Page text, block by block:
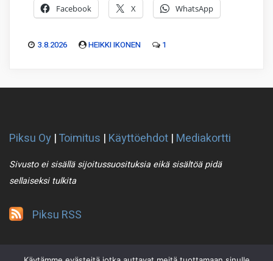
Facebook X WhatsApp
3.8.2026 HEIKKI IKONEN 1
Piksu Oy |Toimitus | Käyttöehdot | Mediakortti
Sivusto ei sisällä sijoitussuosituksia eikä sisältöä pidä
sellaiseksi tulkita
Piksu RSS